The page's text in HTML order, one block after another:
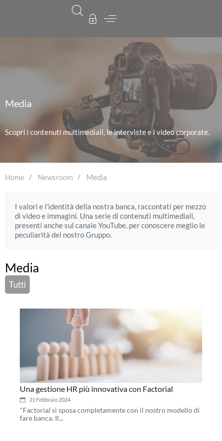
Media
Scopri i contenuti multimediali, le interviste e i video corporate.
Home Newsroom Media
I valori e l'identità della nostra banca, raccontati per mezzo
di video e immagini. Una serie di contenuti multimediali,
presenti anche sul canale YouTube, per conoscere meglio le
peculiarità del nostro Gruppo.
Media
Tutti
Una gestione HR più innovativa con Factorial
21 Febbraio 2024
"Factorial si sposa completamente con il nostro modello di
fare banca. Il...